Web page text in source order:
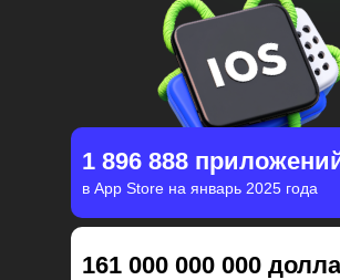
161 000 000 000
1 896 888
в App Store на январь 2025 года